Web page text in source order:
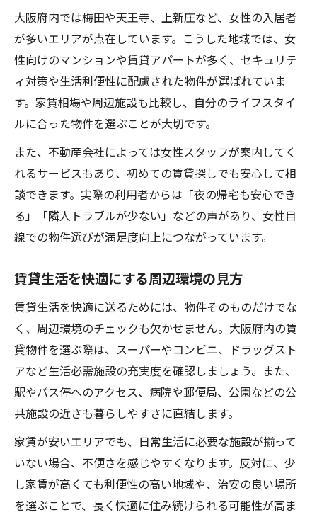
大阪府内では梅田や天王寺、上新庄など、女性の入居者
が多いエリアが点在しています。こうした地域では、女
性向けのマンションや賃貸アパートが多く、セキュリテ
ィ対策や生活利便性に配慮された物件が選ばれていま
す。家賃相場や周辺施設も比較し、自分のライフスタイ
ルに合った物件を選ぶことが大切です。
また、不動産会社によっては女性スタッフが案内してく
れるサービスもあり、初めての賃貸探しでも安心して相
談できます。実際の利用者からは「夜の帰宅も安心でき
る」「隣人トラブルが少ない」などの声があり、女性目
線での物件選びが満足度向上につながっています。
賃貸生活を快適にする周辺環境の見方
賃貸生活を快適に送るためには、物件そのものだけでな
く、周辺環境のチェックも欠かせません。大阪府内の賃
貸物件を選ぶ際は、スーパーやコンビニ、ドラッグスト
アなど生活必需施設の充実度を確認しましょう。また、
駅やバス停へのアクセス、病院や郵便局、公園などの公
共施設の近さも暮らしやすさに直結します。
家賃が安いエリアでも、日常生活に必要な施設が揃って
いない場合、不便さを感じやすくなります。反対に、少
し家賃が高くても利便性の高い地域や、治安の良い場所
を選ぶことで、長く快適に住み続けられる可能性が高ま